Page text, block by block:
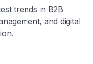
trends in B2B
and digital